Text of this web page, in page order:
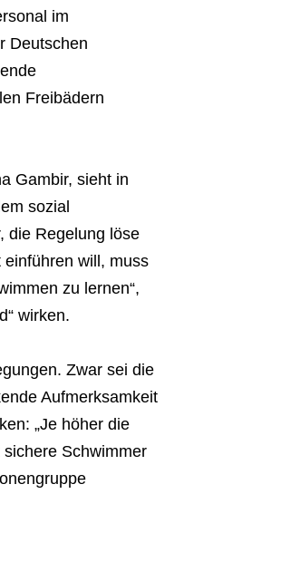
im
Deutschen
Freibädern
Gambir, sieht in
sozial
die Regelung löse
will, muss
zu lernen“,
wirken.
Zwar sei die
Aufmerksamkeit
„Je höher die
Schwimmer